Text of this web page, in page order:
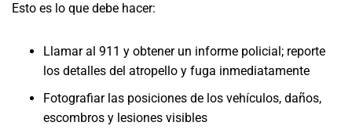
Esto es lo que debe hacer:
Llamar al 911 y obtener un informe policial; reporte
los detalles del atropello y fuga inmediatamente
Fotografiar las posiciones de los vehículos, daños,
escombros y lesiones visibles